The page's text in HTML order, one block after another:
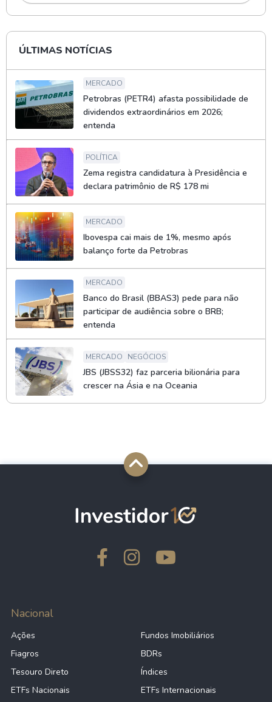
ÚLTIMAS NOTÍCIAS
MERCADO
Petrobras (PETR4) afasta possibilidade de
dividendos extraordinários em 2026;
entenda
POLÍTICA
Zema registra candidatura à Presidência e
declara patrimônio de R$ 178 mi
MERCADO
Ibovespa cai mais de 1%, mesmo após
balanço forte da Petrobras
MERCADO
Banco do Brasil (BBAS3) pede para não
participar de audiência sobre o BRB;
entenda
MERCADO NEGÓCIOS
JBS (JBSS32) faz parceria bilionária para
crescer na Ásia e na Oceania
Nacional
Ações
Fundos Imobiliários
Fiagros
BDRs
Tesouro Direto
Índices
ETFs Nacionais
ETFs Internacionais